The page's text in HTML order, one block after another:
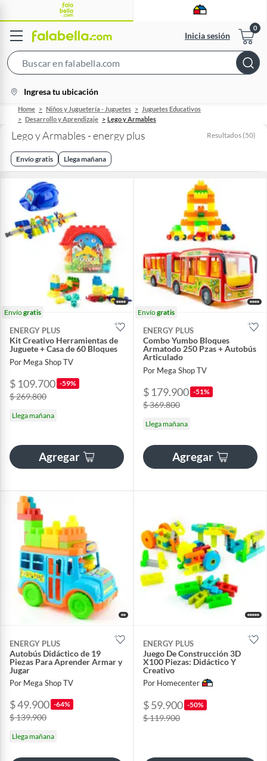
Inicia sesión
Bar
location-
icon
Ingresa tu ubicación
Home Niños y Juguetería - Juguetes
Juguetes Educativos
Desarrollo y Aprendizaje
Lego y Armables
Lego y Armables - energy plus Resultados (50)
Envío gratis Llega mañana
Envíogratis
ENERGY PLUS
Kit Creativo Herramientas de
Juguete + Casa de 60 Bloques
Por Mega Shop TV
$ 109.700 -59%
$ 269.800
Llega mañana
Agregar
Envíogratis
ENERGY PLUS
Combo Yumbo Bloques
Armatodo 250 Pzas + Autobús
Articulado
Por Mega Shop TV
$ 179.900 -51%
$ 369.800
Llega mañana
Agregar
ENERGY PLUS
Autobús Didáctico de 19
Piezas Para Aprender Armar y
Jugar
Por Mega Shop TV
$ 49.900 -64%
$ 139.900
Llega mañana
ENERGY PLUS
Juego De Construcción 3D
X100 Piezas: Didáctico Y
Creativo
Por Homecenter
$ 59.900 -50%
$ 119.900